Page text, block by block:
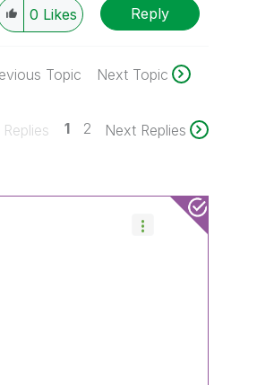
0 Likes Reply
Topic Next Topic
1 2 Next Replies